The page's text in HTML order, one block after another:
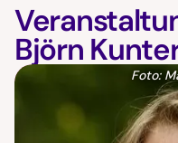
Björn
Foto: